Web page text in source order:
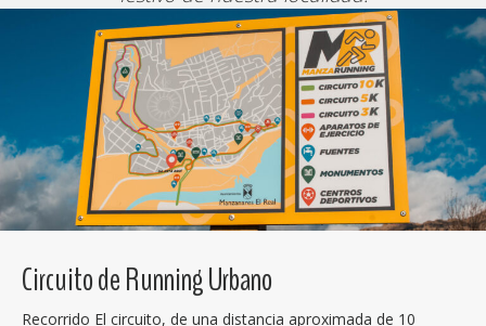
Circuito de Running Urbano
Recorrido El circuito, de una distancia aproximada de 10